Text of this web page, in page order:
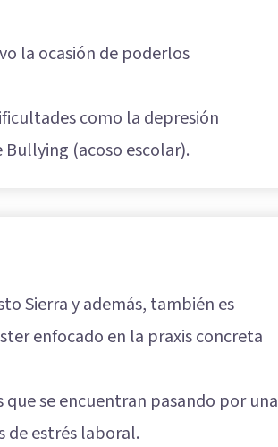
la ocasión de poderlos
como la depresión
(acoso escolar).
Sierra y además, también es
enfocado en la praxis concreta
se encuentran pasando por una
de estrés laboral.